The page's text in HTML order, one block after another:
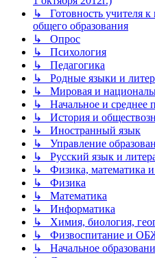
↳ Готовность учителя
общего образования
↳ Опрос
↳ Психология
↳ Педагогика
↳ Родные языки и
↳ Мировая и
↳ Начальное и среднее
↳ История и
↳ Иностранный язык
↳ Управление
↳ Русский язык и
↳ Физика, математика
↳ Физика
↳ Математика
↳ Информатика
↳ Химия, биология,
↳ Физвоспитание и
↳ Начальное